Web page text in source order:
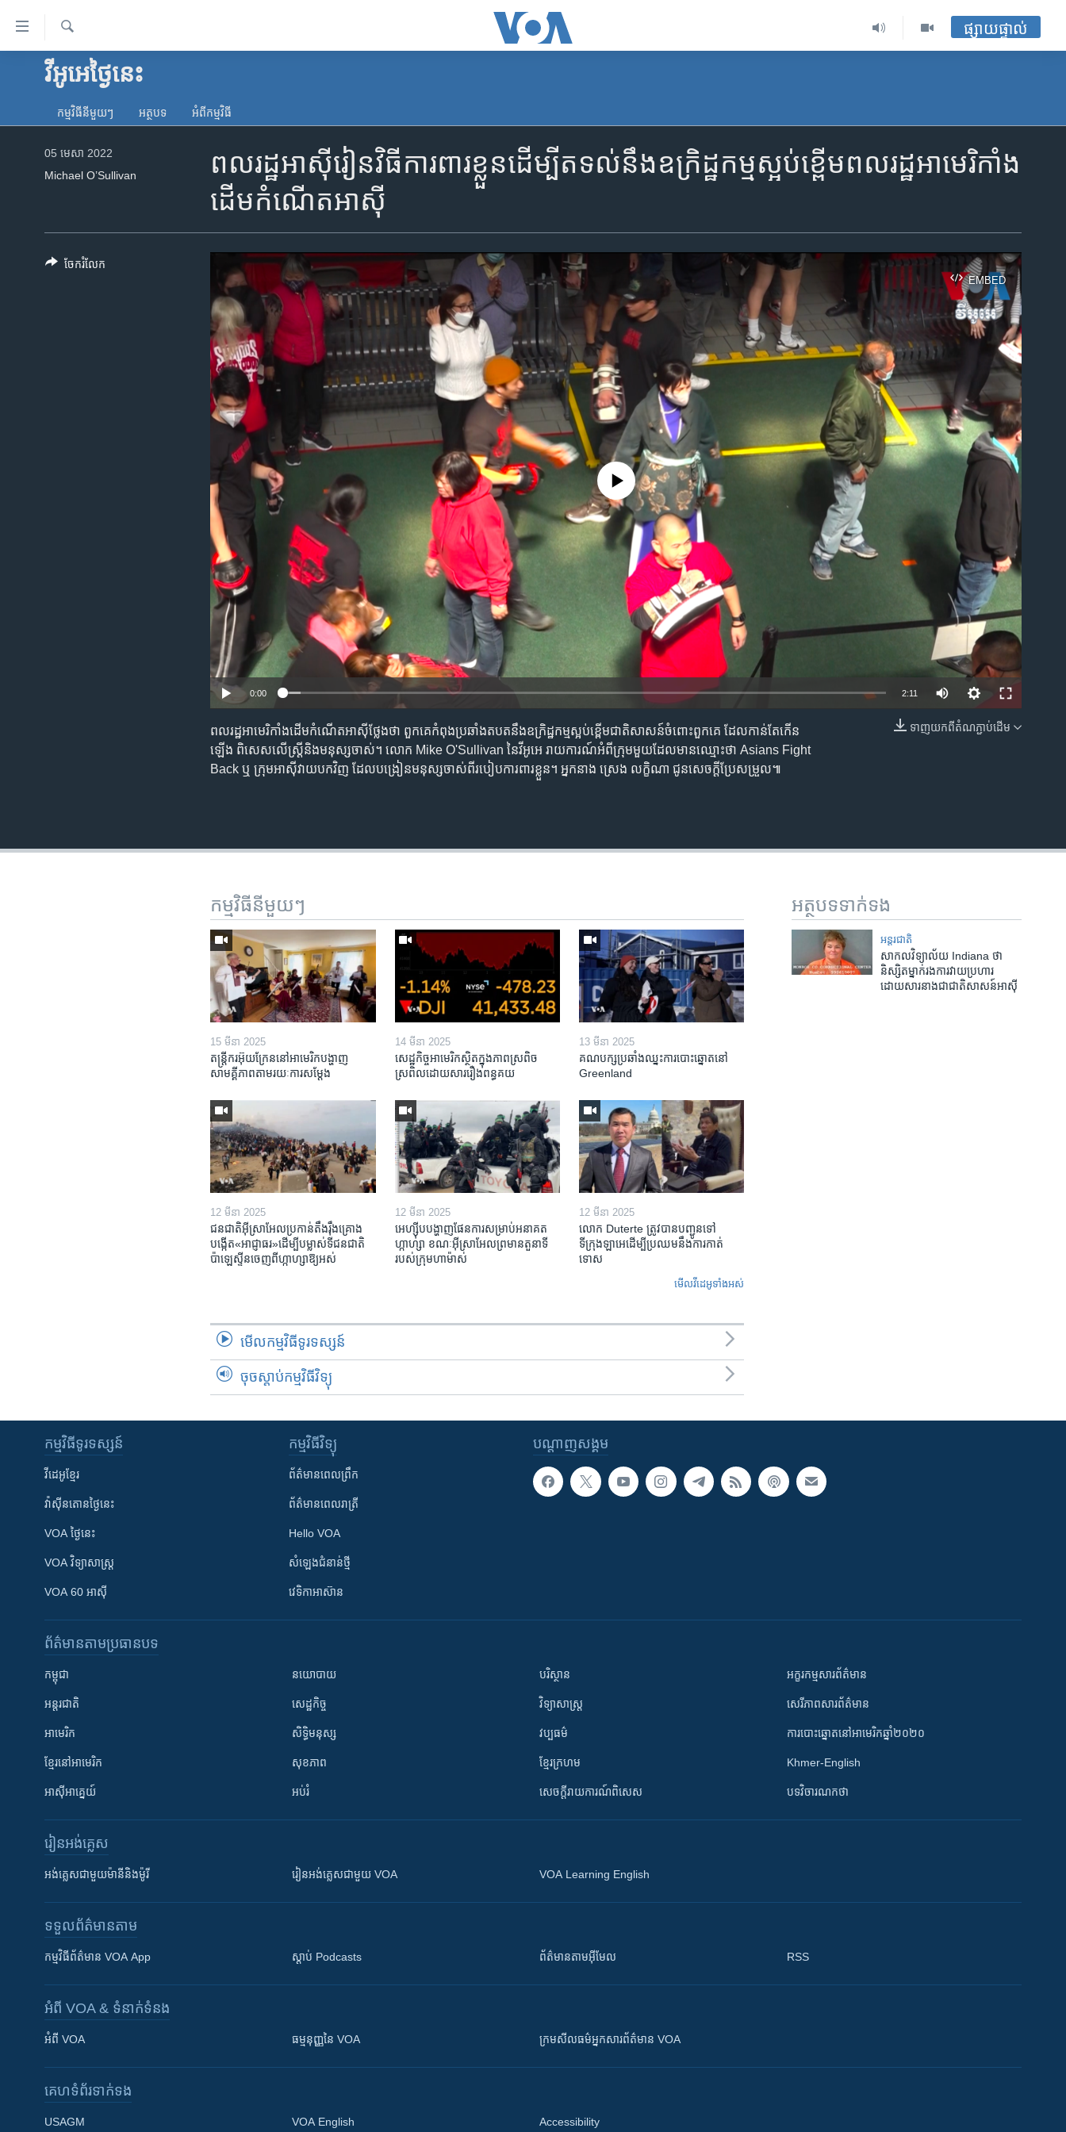
ទៅ​
គេហទំព័រ​
ទាក់ទង
និង​អាមេរិក
ទូរទស្សន៍ / វីដេអូ​
ស្វែង​
រក
ផ្សាយផ្ទាល់
វីអូអេថ្ងៃនេះ
កម្មវិធី​នីមួយៗ អត្ថបទ​ អំពី​កម្មវិធី​
ពលរដ្ឋ​អាស៊ី​រៀន​វិធី​ការពារ​ខ្លួន​ដើម្បី​ត​ទល់​នឹង​ឧក្រិដ្ឋកម្ម​ស្អប់ខ្ពើម​ពលរដ្ឋ​អាមេរិកាំង​
ដើម​កំណើត​អាស៊ី
05 មេសា 2022
Michael O’Sullivan
EMBED
EMBED
No media source currently available
0:00 2:11
ទាញ​យក​ពី​តំណភ្ជាប់​ដើម
ពលរដ្ឋ​អាមេរិកាំង​ដើម​កំណើត​អាស៊ី​ថ្លែង​ថា ពួកគេ​កំពុង​ប្រឆាំង​តបត​នឹង​ឧក្រិដ្ឋកម្ម​ស្អប់ខ្ពើម​ជាតិសាសន៍​ចំពោះ​ពួកគេ​ ដែល​កាន់​តែ​កើន
ឡើង ពិសេស​លើ​ស្ត្រី​និង​មនុស្សចាស់។ លោក Mike O'Sullivan នៃ​វីអូអេ រាយការណ៍​អំពី​ក្រុមមួយ​ដែលមាន​ឈ្មោះថា Asians Fight
Back ឬ​​ ក្រុម​អាស៊ី​វាយបកវិញ ដែល​បង្រៀន​មនុស្សចាស់​ពី​របៀប​ការពារ​ខ្លួន។ អ្នកនាង ស្រេង លក្ខិណា ជូនសេចក្តី​ប្រែសម្រួល៕
ចែករំលែក
អត្ថបទ​ទាក់ទង
អន្តរជាតិ
សាកលវិទ្យាល័យ Indiana ថា
និស្សិត​ម្នាក់​រងការ​វាយប្រហារ​
ដោយសារ​នាង​ជា​ជាតិ​សាសន៍​អាស៊ី
កម្មវិធី​នីមួយៗ
15 មីនា 2025
តន្ត្រីករ​អ៊ុយក្រែន​នៅ​អាមេរិក​បង្ហាញ​
សាមគ្គីភាព​តាម​រយៈ​ការសម្តែង
14 មីនា 2025
សេដ្ឋកិច្ច​អាមេរិក​ស្ថិត​ក្នុង​ភាពស្រពិច
ស្រពិល​ដោយសារ​រឿង​ពន្ធគយ
13 មីនា 2025
គណបក្ស​ប្រឆាំង​ឈ្នះ​ការបោះឆ្នោត​នៅ
Greenland
12 មីនា 2025
ជនជាតិ​អ៊ីស្រាអែល​ប្រកាន់​តឹងរ៉ឹង​គ្រោង​
បង្កើត​«អាជ្ញាធរ‍»​ដើម្បី​បម្លាស់​ទី​ជនជាតិ​
ប៉ាឡេស្ទីន​ចេញពី​ហ្កាហ្សា​ឱ្យ​អស់
12 មីនា 2025
អេហ្ស៊ីប​បង្ហាញ​ផែនការ​សម្រាប់​អនាគត​
ហ្កាហ្សា ខណៈ​អ៊ីស្រាអែល​ព្រមាន​តួនាទី​
របស់​ក្រុម​ហាម៉ាស់
12 មីនា 2025
លោក Duterte ត្រូវ​បាន​បញ្ជូនទៅ
ទីក្រុងឡាអេ​ដើម្បី​ប្រឈម​នឹង​ការកាត់
ទោស
មើល​វីដេអូ​ទាំង​អស់
មើល​កម្មវិធី​ទូរទស្សន៍
ចុចស្តាប់កម្មវិធីវិទ្យុ
បណ្តាញ​សង្គម
កម្មវិធី​ទូរទស្សន៍
វីដេអូ​ខ្មែរ
វ៉ាស៊ីនតោន​ថ្ងៃ​នេះ
VOA ថ្ងៃនេះ
VOA ​វិទ្យាសាស្ត្រ
VOA 60 អាស៊ី
កម្មវិធី​វិទ្យុ
ព័ត៌មាន​ពេល​ព្រឹក
ព័ត៌មាន​​ពេល​រាត្រី
Hello VOA
សំឡេង​ជំនាន់​ថ្មី
វេទិកា​អាស៊ាន
ព័ត៌មាន​តាមប្រធានបទ​
កម្ពុជា
អន្តរជាតិ
អាមេរិក
ខ្មែរ​នៅអាមេរិក
អាស៊ីអាគ្នេយ៍
នយោបាយ
សេដ្ឋកិច្ច
សិទ្ធិមនុស្ស
សុខភាព
អប់រំ
បរិស្ថាន
វិទ្យាសាស្រ្ត
វប្បធម៌
ខ្មែរក្រហម
សេចក្តីរាយការណ៍ពិសេស
អក្ខរកម្មសារព័ត៌មាន
សេរីភាពសារព័ត៌មាន
ការបោះឆ្នោតនៅអាមេរិកឆ្នាំ២០២០
Khmer-English
បទវិចារណកថា
រៀន​​អង់គ្លេស
អង់គ្លេស​ជាមួយ​ម៉ានី​និង​ម៉ូរី រៀន​​​​​​អង់គ្លេស​​ជាមួយ VOA VOA Learning English
ទទួល​ព័ត៌មាន​តាម
កម្មវិធី​ព័ត៌មាន VOA App ស្តាប់ Podcasts ព័ត៌មាន​តាម​អ៊ីមែល RSS
អំពី​ VOA & ទំនាក់ទំនង
អំពី​ VOA ធម្មនុញ្ញ​នៃ VOA ក្រម​​​សីលធម៌​​​អ្នក​​​សារព័ត៌មាន VOA
គេហទំព័រ​​ទាក់ទង
USAGM VOA English Accessibility